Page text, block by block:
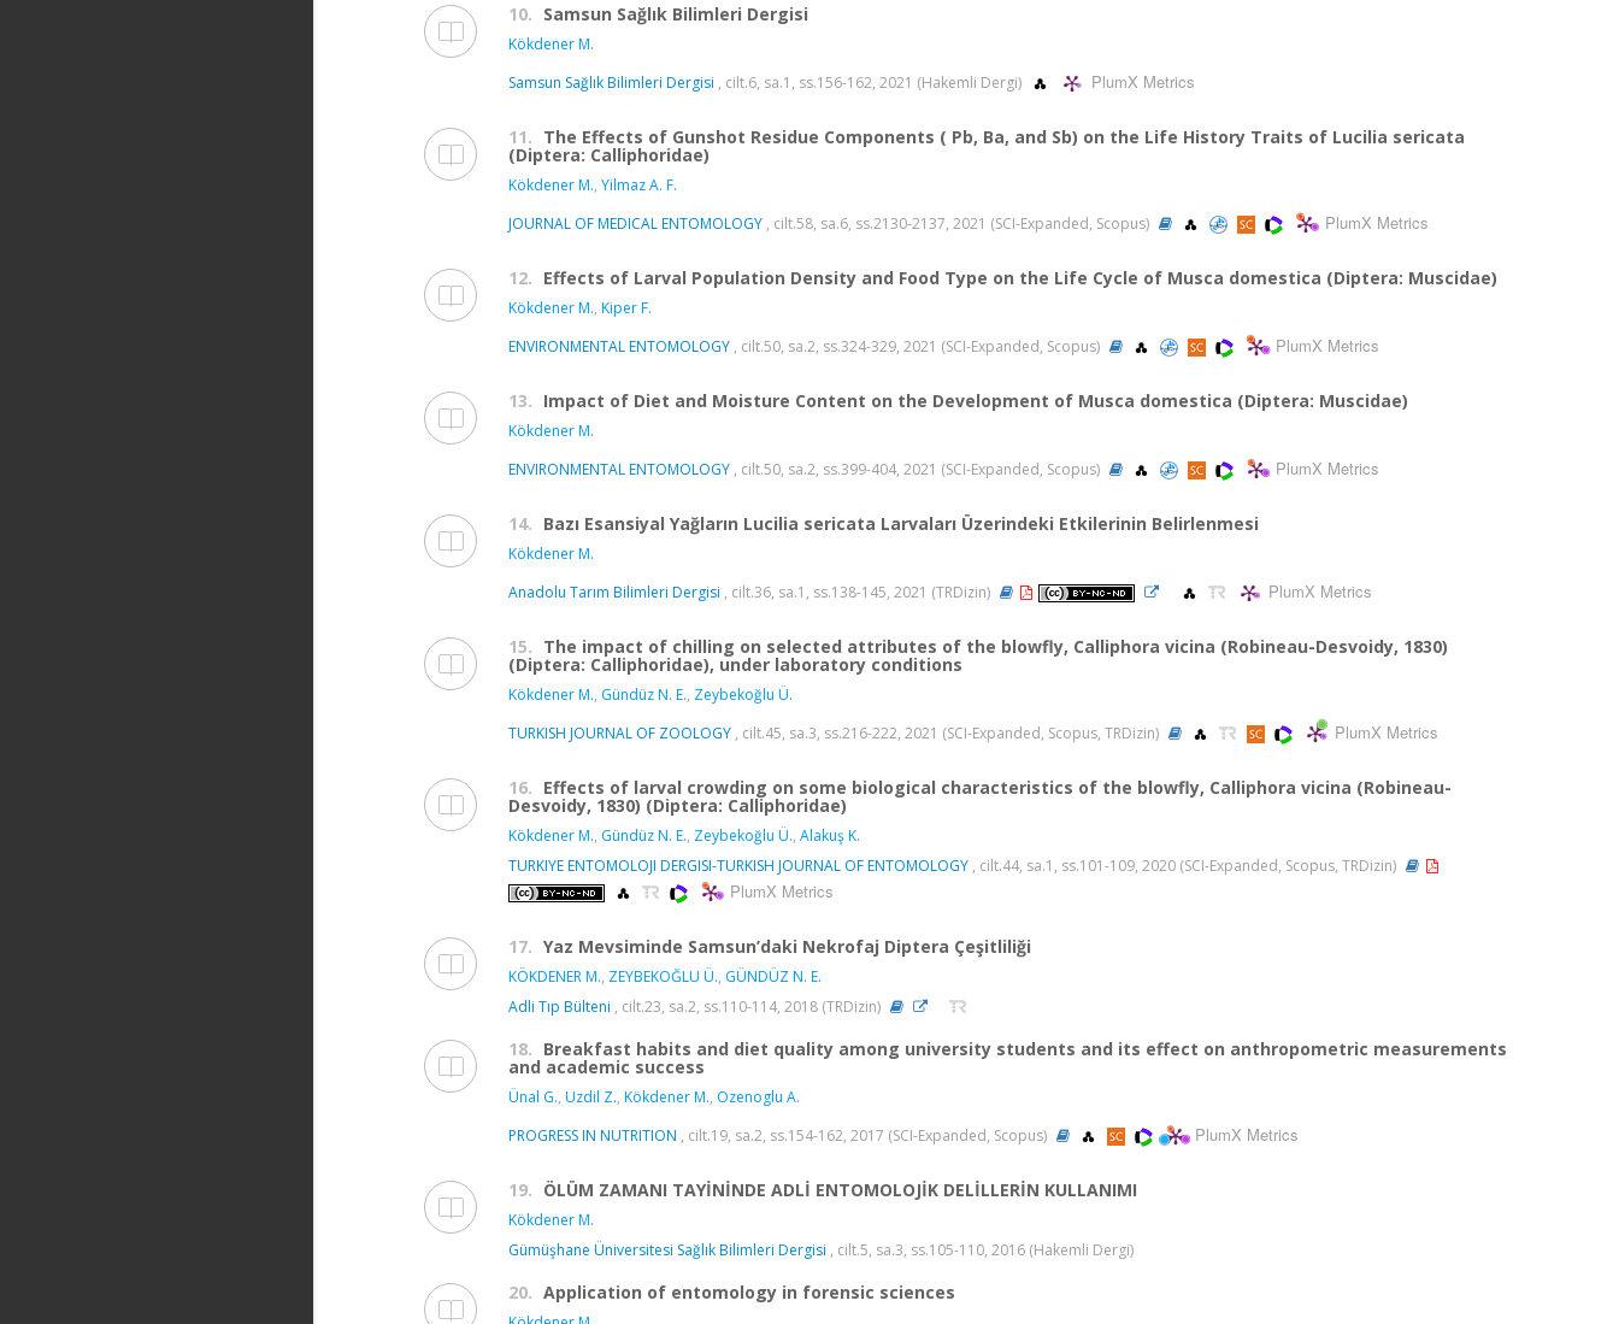
10. Samsun Sağlık Bilimleri Dergisi
Kökdener M.
Samsun Sağlık Bilimleri Dergisi , cilt.6, sa.1, ss.156-162, 2021 (Hakemli Dergi) PlumX Metrics
11. The Effects of Gunshot Residue Components ( Pb, Ba, and Sb) on the Life History Traits of Lucilia sericata
(Diptera: Calliphoridae)
Kökdener M., Yilmaz A. F.
JOURNAL OF MEDICAL ENTOMOLOGY , cilt.58, sa.6, ss.2130-2137, 2021 (SCI-Expanded, Scopus) PlumX Metrics
12. Effects of Larval Population Density and Food Type on the Life Cycle of Musca domestica (Diptera: Muscidae)
Kökdener M., Kiper F.
ENVIRONMENTAL ENTOMOLOGY , cilt.50, sa.2, ss.324-329, 2021 (SCI-Expanded, Scopus) PlumX Metrics
13. Impact of Diet and Moisture Content on the Development of Musca domestica (Diptera: Muscidae)
Kökdener M.
ENVIRONMENTAL ENTOMOLOGY , cilt.50, sa.2, ss.399-404, 2021 (SCI-Expanded, Scopus) PlumX Metrics
14. Bazı Esansiyal Yağların Lucilia sericata Larvaları Üzerindeki Etkilerinin Belirlenmesi
Kökdener M.
Anadolu Tarım Bilimleri Dergisi , cilt.36, sa.1, ss.138-145, 2021 (TRDizin) PlumX Metrics
15. The impact of chilling on selected attributes of the blowfly, Calliphora vicina (Robineau-Desvoidy, 1830)
(Diptera: Calliphoridae), under laboratory conditions
Kökdener M., Gündüz N. E., Zeybekoğlu Ü.
TURKISH JOURNAL OF ZOOLOGY , cilt.45, sa.3, ss.216-222, 2021 (SCI-Expanded, Scopus, TRDizin) PlumX Metrics
16. Effects of larval crowding on some biological characteristics of the blowfly, Calliphora vicina (Robineau-
Desvoidy, 1830) (Diptera: Calliphoridae)
Kökdener M., Gündüz N. E., Zeybekoğlu Ü., Alakuş K.
TURKIYE ENTOMOLOJI DERGISI-TURKISH JOURNAL OF ENTOMOLOGY , cilt.44, sa.1, ss.101-109, 2020 (SCI-Expanded, Scopus, TRDizin)
PlumX Metrics
17. Yaz Mevsiminde Samsun’daki Nekrofaj Diptera Çeşitliliği
KÖKDENER M., ZEYBEKOĞLU Ü., GÜNDÜZ N. E.
Adli Tıp Bülteni , cilt.23, sa.2, ss.110-114, 2018 (TRDizin)
18. Breakfast habits and diet quality among university students and its effect on anthropometric measurements
and academic success
Ünal G., Uzdil Z., Kökdener M., Ozenoglu A.
PROGRESS IN NUTRITION , cilt.19, sa.2, ss.154-162, 2017 (SCI-Expanded, Scopus) PlumX Metrics
19. ÖLÜM ZAMANI TAYİNİNDE ADLİ ENTOMOLOJİK DELİLLERİN KULLANIMI
Kökdener M.
Gümüşhane Üniversitesi Sağlık Bilimleri Dergisi , cilt.5, sa.3, ss.105-110, 2016 (Hakemli Dergi)
20. Application of entomology in forensic sciences